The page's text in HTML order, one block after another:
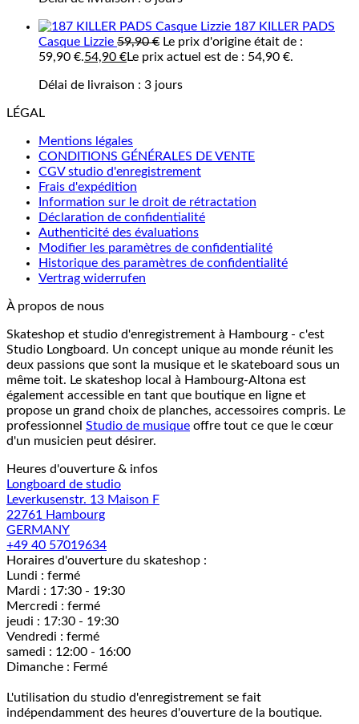
187 KILLER PADS
Casque Lizzie 59,90€ Le prix d'origine était de :
59,90 €.54,90 €Le prix actuel est de : 54,90 €.
Délai de livraison : 3 jours
LÉGAL
Mentions légales
CONDITIONS GÉNÉRALES DE VENTE
CGV studio d'enregistrement
Frais d'expédition
Information sur le droit de rétractation
Déclaration de confidentialité
Authenticité des évaluations
Modifier les paramètres de confidentialité
Historique des paramètres de confidentialité
Vertrag widerrufen
À propos de nous
Skateshop et studio d'enregistrement à Hambourg - c'est
Studio Longboard. Un concept unique au monde réunit les
deux passions que sont la musique et le skateboard sous un
même toit. Le skateshop local à Hambourg-Altona est
également accessible en tant que boutique en ligne et
propose un grand choix de planches, accessoires compris. Le
professionnel Studio de musique offre tout ce que le cœur
d'un musicien peut désirer.
Heures d'ouverture & infos
Longboard de studio
Leverkusenstr. 13 Maison F
22761 Hambourg
GERMANY
+49 40 57019634
Horaires d'ouverture du skateshop :
Lundi : fermé
Mardi : 17:30 - 19:30
Mercredi : fermé
jeudi : 17:30 - 19:30
Vendredi : fermé
samedi : 12:00 - 16:00
Dimanche : Fermé
L'utilisation du studio d'enregistrement se fait
indépendamment des heures d'ouverture de la boutique.